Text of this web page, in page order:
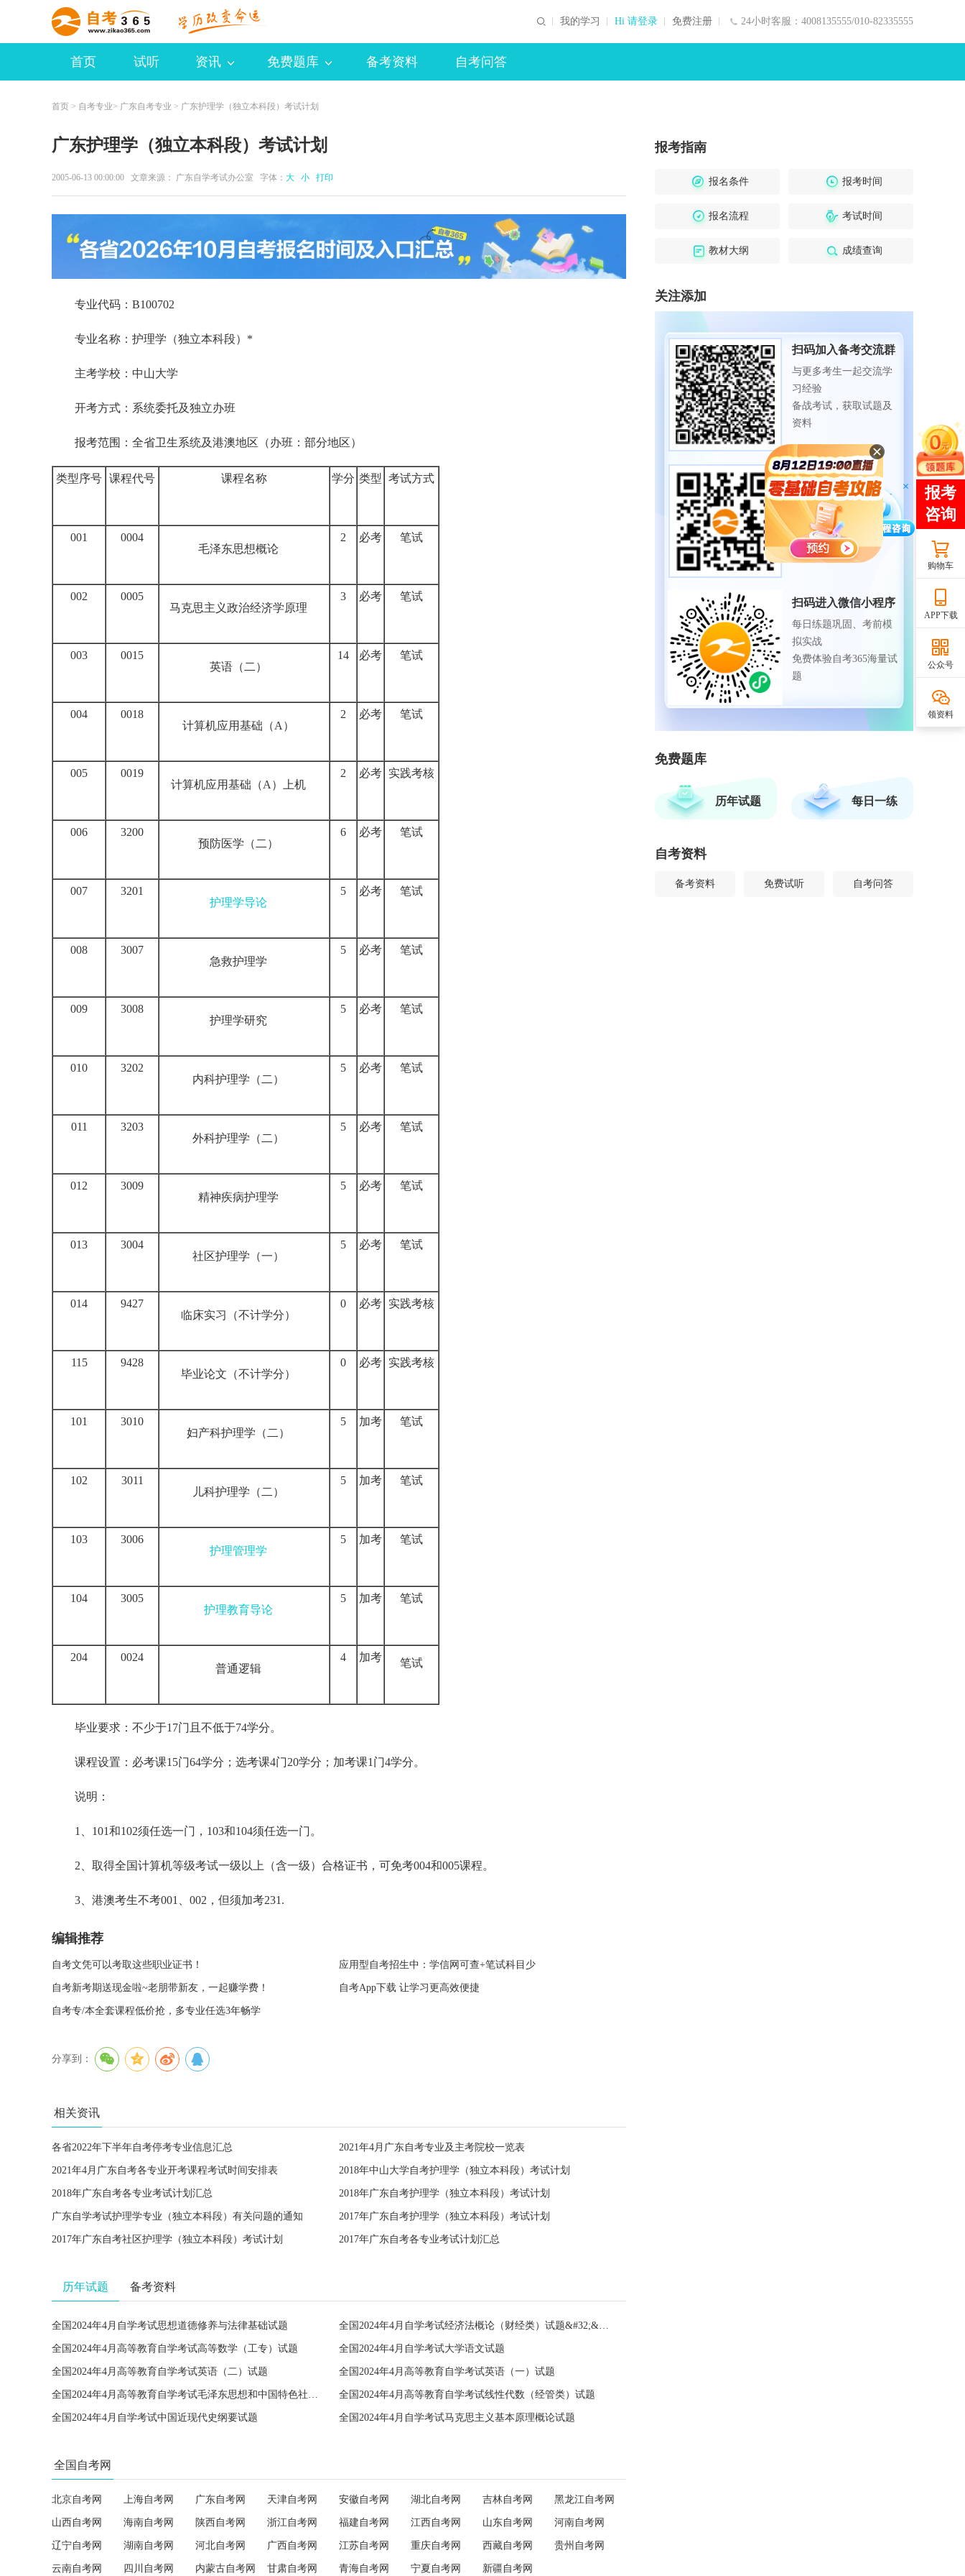
24小时客服：4008135555/010-82335555
我的学习 Hi 请登录 免费注册
首页 试听 资讯 免费题库 备考资料 自考问答
首页 > 自考专业> 广东自考专业 > 广东护理学（独立本科段）考试计划
广东护理学（独立本科段）考试计划
2005-06-13 00:00:00 文章来源： 广东自学考试办公室 字体： 大 小 打印
专业代码：B100702
专业名称：护理学（独立本科段）*
主考学校：中山大学
开考方式：系统委托及独立办班
报考范围：全省卫生系统及港澳地区（办班：部分地区）
类型序号 课程代号 课程名称 学分 类型 考试方式
001
0004
毛泽东思想概论
2 必考 笔试
002
0005
马克思主义政治经济学原理
3 必考 笔试
003
0015
英语 （二）
14 必考 笔试
004
0018
计算机应用基础（A）
2 必考 笔试
005
0019
计算机应用基础（A）上机
2 必考 实践考核
006
3200
预防医学 （二）
6 必考 笔试
007
3201
护理学导论
5 必考 笔试
008
3007
急救护理学
5 必考 笔试
009
3008
护理学研究
5 必考 笔试
010
3202
内科护理学 （二）
5 必考 笔试
011
3203
外科护理学 （二）
5 必考 笔试
012
3009
精神疾病护理学
5 必考 笔试
013
3004
社区护理学 （一）
5 必考 笔试
014
9427
临床实习
（不计学分）
0 必考 实践考核
115
9428
毕业论文 （不计学分）
0 必考 实践考核
101
3010
妇产科护理学 （二）
5 加考 笔试
102
3011
儿科护理学 （二）
5 加考 笔试
103
3006
护理管理学
5 加考 笔试
104
3005
护理教育导论
5 加考 笔试
204
0024
普通逻辑
4 加考 笔试
毕业要求：不少于17门且不低于74学分。
课程设置：必考课15门64学分；选考课4门20学分；加考课1门4学分。
说明：
1、101和102须任选一门，103和104须任选一门。
2、取得全国计算机等级考试一级以上（含一级）合格证书，可免考004和005课程。
3、港澳考生不考001、002，但须加考231.
编辑推荐
自考文凭可以考取这些职业证书！ 应用型自考招生中：学信网可查+笔试科目少
自考新考期送现金啦~老朋带新友，一起赚学费！ 自考App下载 让学习更高效便捷
自考专/本全套课程低价抢，多专业任选3年畅学
分享到：
相关资讯
各省2022年下半年自考停考专业信息汇总 2021年4月广东自考专业及主考院校一览表
2021年4月广东自考各专业开考课程考试时间安排表 2018年中山大学自考护理学（独立本科段）考试计划
2018年广东自考各专业考试计划汇总 2018年广东自考护理学（独立本科段）考试计划
广东自学考试护理学专业（独立本科段）有关问题的通知 2017年广东自考护理学（独立本科段）考试计划
2017年广东自考社区护理学（独立本科段）考试计划 2017年广东自考各专业考试计划汇总
历年试题 备考资料
全国2024年4月自学考试思想道德修养与法律基础试题 全国2024年4月自学考试经济法概论（财经类）试题&#32;&#32;
全国2024年4月高等教育自学考试高等数学（工专）试题 全国2024年4月自学考试大学语文试题
全国2024年4月高等教育自学考试英语（二）试题 全国2024年4月高等教育自学考试英语（一）试题
全国2024年4月高等教育自学考试毛泽东思想和中国特色社会主义理论体系概论试题 全国2024年4月高等教育自学考试线性代数（经管类）试题
全国2024年4月自学考试中国近现代史纲要试题 全国2024年4月自学考试马克思主义基本原理概论试题
全国自考网
北京自考网 上海自考网 广东自考网 天津自考网 安徽自考网 湖北自考网 吉林自考网 黑龙江自考网
山西自考网 海南自考网 陕西自考网 浙江自考网 福建自考网 江西自考网 山东自考网 河南自考网
辽宁自考网 湖南自考网 河北自考网 广西自考网 江苏自考网 重庆自考网 西藏自考网 贵州自考网
云南自考网 四川自考网 内蒙古自考网 甘肃自考网 青海自考网 宁夏自考网 新疆自考网
报考指南
报名条件 报考时间
报名流程 考试时间
教材大纲 成绩查询
关注添加
扫码加入备考交流群
与更多考生一起交流学
习经验
备战考试，获取试题及
资料
扫码下载APP
海量历年试题、备考资
免费下载领取
扫码进入微信小程序
每日练题巩固、考前模
拟实战
免费体验自考365海量试
题
免费题库
历年试题 每日一练
自考资料
备考资料 免费试听 自考问答
购物车
APP下载
公众号
领资料